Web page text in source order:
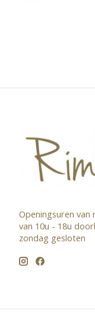
Openingsuren van
van 10u - 18u
zondag gesloten